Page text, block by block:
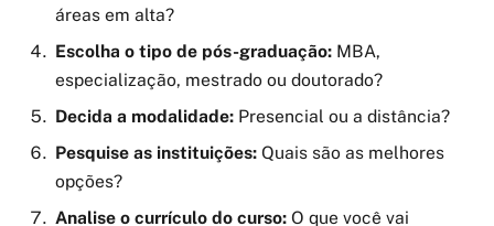
áreas em alta?
Escolha o tipo de pós-graduação: MBA,
especialização, mestrado ou doutorado?
Decida a modalidade: Presencial ou a distância?
Pesquise as instituições: Quais são as melhores
opções?
Analise o currículo do curso: O que você vai